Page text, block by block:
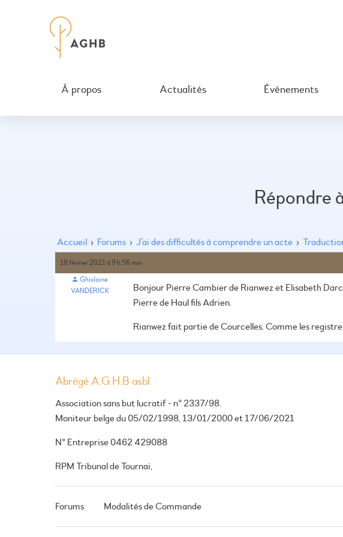
À propos Actualités Événements
Répondre
Accueil › Forums › J’ai des difficultés à comprendre un acte ›
18 février 2021 à 9 h 56 min
Ghislaine
VANDERICK
Bonjour Pierre Cambier de Rianwez et Elisabeth
Pierre de Haul fils Adrien.
Rianwez fait partie de Courcelles. Comme les
Abrégé A.G.H.B asbl
Association sans but lucratif - n° 2337/98.
Moniteur belge du 05/02/1998, 13/01/2000 et 17/06/2021
N° Entreprise 0462 429088
RPM Tribunal de Tournai,
Forums Modalités de Commande